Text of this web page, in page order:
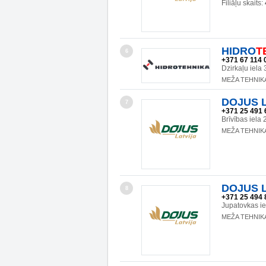
Filiāļu skaits:
6 HIDRO
+371 67 114
Dzirkaļu iela
MEŽA
7 DOJUS
+371 25 491
Brīvības iela
MEŽA
8 DOJUS
+371 25 494
Jupatovkas
MEŽA